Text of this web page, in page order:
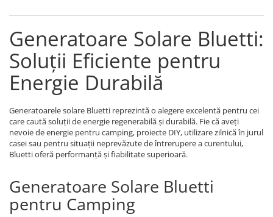
EcoFlow
Anker
Oscal
Pecron
Toate panourile portabile
Kituri solare pentru balcon
Frigidere Portabile
Componente Fotovoltaice
Incarcatoare solare MPPT
Incarcatoare solare PWM
Generatoare Solare Bluetti:
Soluții Eficiente pentru
Energie Durabilă
Generatoarele solare Bluetti reprezintă o alegere excelentă pentru cei
care caută soluții de energie regenerabilă și durabilă. Fie că aveți
nevoie de energie pentru camping, proiecte DIY, utilizare zilnică în jurul
casei sau pentru situații neprevăzute de întrerupere a curentului,
Bluetti oferă performanță și fiabilitate superioară.
Generatoare Solare Bluetti
pentru Camping